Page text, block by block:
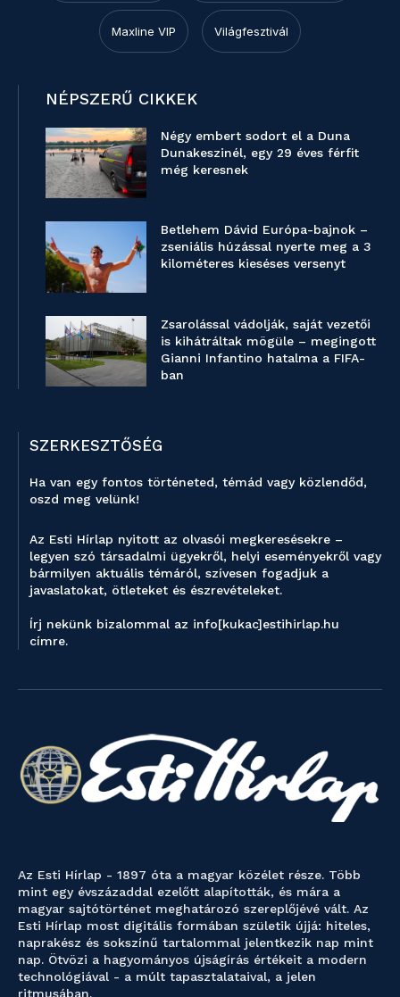
Maxline VIP Világfesztivál
NÉPSZERŰ CIKKEK
Négy embert sodort el a Duna
Dunakeszinél, egy 29 éves férfit
még keresnek
Betlehem Dávid Európa-bajnok –
zseniális húzással nyerte meg a 3
kilométeres kieséses versenyt
Zsarolással vádolják, saját vezetői
is kihátráltak mögüle – megingott
Gianni Infantino hatalma a FIFA-
ban
SZERKESZTŐSÉG
Ha van egy fontos történeted, témád vagy közlendőd,
oszd meg velünk!
Az Esti Hírlap nyitott az olvasói megkeresésekre –
legyen szó társadalmi ügyekről, helyi eseményekről vagy
bármilyen aktuális témáról, szívesen fogadjuk a
javaslatokat, ötleteket és észrevételeket.
Írj nekünk bizalommal az info[kukac]estihirlap.hu
címre.
Az Esti Hírlap - 1897 óta a magyar közélet része. Több
mint egy évszázaddal ezelőtt alapították, és mára a
magyar sajtótörténet meghatározó szereplőjévé vált. Az
Esti Hírlap most digitális formában születik újjá: hiteles,
naprakész és sokszínű tartalommal jelentkezik nap mint
nap. Ötvözi a hagyományos újságírás értékeit a modern
technológiával - a múlt tapasztalataival, a jelen
ritmusában.